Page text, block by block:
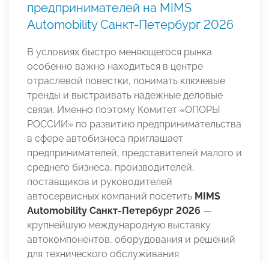
предпринимателей на MIMS
Automobility Санкт-Петербург 2026
В условиях быстро меняющегося рынка
особенно важно находиться в центре
отраслевой повестки, понимать ключевые
тренды и выстраивать надежные деловые
связи. Именно поэтому Комитет «ОПОРЫ
РОССИИ» по развитию предпринимательства
в сфере автобизнеса приглашает
предпринимателей, представителей малого и
среднего бизнеса, производителей,
поставщиков и руководителей
автосервисных компаний посетить MIMS
Automobility Санкт-Петербург 2026 —
крупнейшую международную выставку
автокомпонентов, оборудования и решений
для технического обслуживания